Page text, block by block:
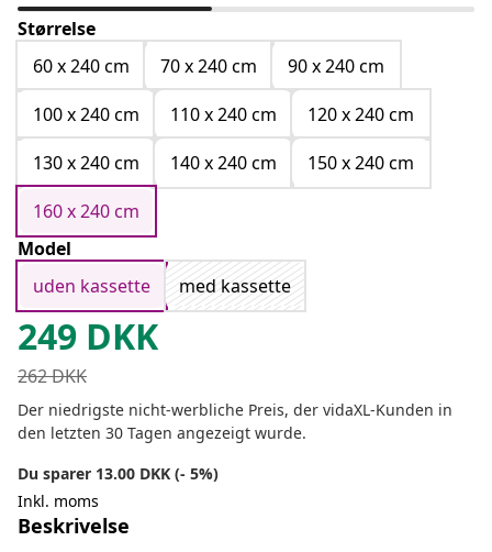
Størrelse
60 x 240 cm
70 x 240 cm
90 x 240 cm
100 x 240 cm
110 x 240 cm
120 x 240 cm
130 x 240 cm
140 x 240 cm
150 x 240 cm
160 x 240 cm
Model
uden kassette
med kassette
249 DKK
262DKK
Der niedrigste nicht-werbliche Preis, der vidaXL-Kunden in
den letzten 30 Tagen angezeigt wurde.
Du sparer 13.00 DKK (- 5%)
Inkl. moms
Beskrivelse